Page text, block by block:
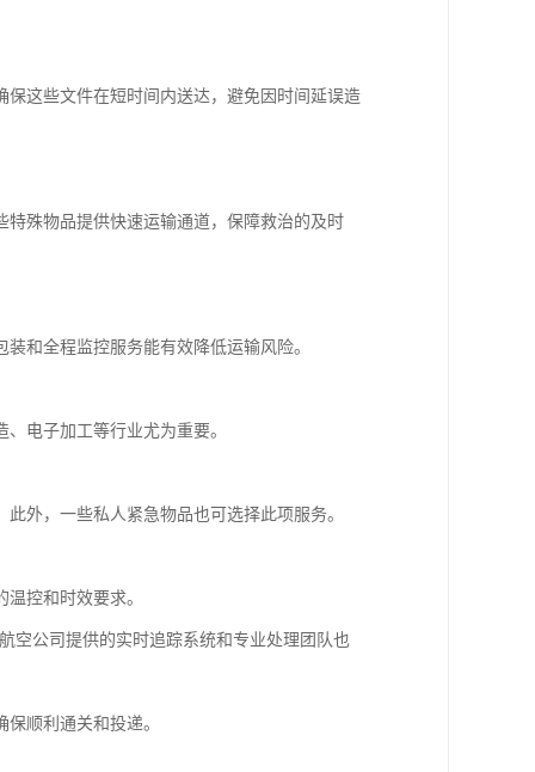
这些文件在短时间内送达，避免因时间延误造
殊物品提供快速运输通道，保障救治的及时
和全程监控服务能有效降低运输风险。
电子加工等行业尤为重要。
外，一些私人紧急物品也可选择此项服务。
控和时效要求。
空公司提供的实时追踪系统和专业处理团队也
顺利通关和投递。